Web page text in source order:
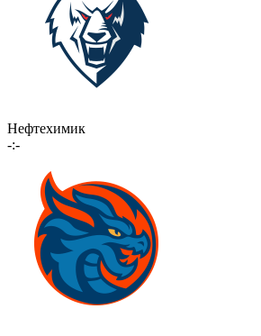
Нефтехимик
-:-